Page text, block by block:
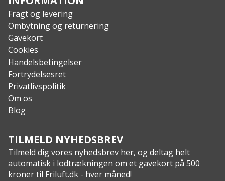
Fragt og levering
Ombytning og returnering
Gavekort
Cookies
Handelsbetingelser
Fortrydelsesret
Privatlivspolitik
Om os
Blog
TILMELD NYHEDSBREV
Tilmeld dig vores nyhedsbrev her, og deltag helt
automatisk i lodtrækningen om et gavekort på 500
kroner til Friluft.dk - hver måned!